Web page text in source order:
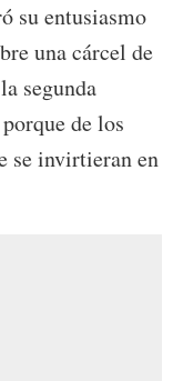
su entusiasmo
una cárcel de
segunda
de los
se invirtieran en